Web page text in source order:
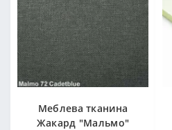
Меблева тканина
Жакард "Мальмо"